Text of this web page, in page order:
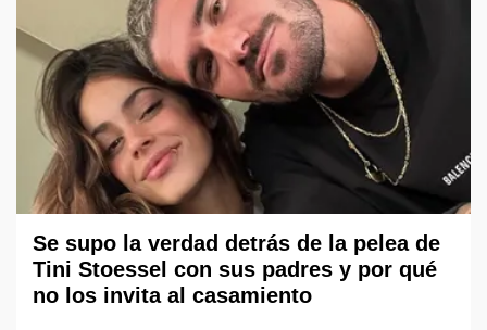
Se supo la verdad detrás de la pelea de
Tini Stoessel con sus padres y por qué
no los invita al casamiento